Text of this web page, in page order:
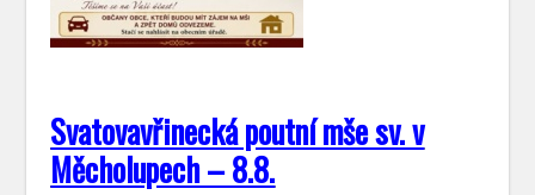
Svatovavřinecká poutní mše sv. v
Měcholupech – 8.8.